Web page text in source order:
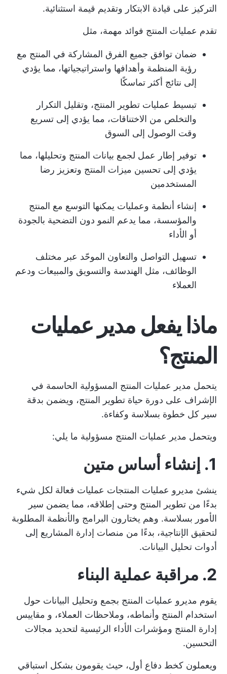
التركيز على قيادة الابتكار وتقديم قيمة استثنائية.
تقدم عمليات المنتج فوائد مهمة، مثل
ضمان توافق جميع الفرق المشاركة في المنتج مع
رؤية المنظمة وأهدافها واستراتيجياتها، مما يؤدي
إلى نتائج أكثر تماسكًا
تبسيط عمليات تطوير المنتج، وتقليل التكرار
والتخلص من الاختناقات، مما يؤدي إلى تسريع
وقت الوصول إلى السوق
توفير إطار عمل لجمع بيانات المنتج وتحليلها، مما
يؤدي إلى تحسين ميزات المنتج وتعزيز رضا
المستخدمين
إنشاء أنظمة وعمليات يمكنها التوسع مع المنتج
والمؤسسة، مما يدعم النمو دون التضحية بالجودة
أو الأداء
تسهيل التواصل والتعاون الموحّد عبر مختلف
الوظائف، مثل الهندسة والتسويق والمبيعات ودعم
العملاء
ماذا يفعل مدير عمليات
المنتج؟
يتحمل مدير عمليات المنتج المسؤولية الحاسمة في
الإشراف على دورة حياة تطوير المنتج، ويضمن بدقة
سير كل خطوة بسلاسة وكفاءة.
ويتحمل مدير عمليات المنتج مسؤولية ما يلي:
1. إنشاء أساس متين
ينشئ مديرو عمليات المنتجات عمليات فعالة لكل شيء
بدءًا من تطوير المنتج وحتى إطلاقه، مما يضمن سير
الأمور بسلاسة. وهم يختارون البرامج والأنظمة المطلوبة
لتحقيق الإنتاجية، بدءًا من منصات إدارة المشاريع إلى
أدوات تحليل البيانات.
2. مراقبة عملية البناء
يقوم مديرو عمليات المنتج بجمع وتحليل البيانات حول
استخدام المنتج وأنماطه، وملاحظات العملاء، و مقاييس
إدارة المنتج ومؤشرات الأداء الرئيسية لتحديد مجالات
التحسين.
ويعملون كخط دفاع أول، حيث يقومون بشكل استباقي